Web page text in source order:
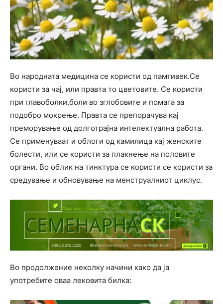
Во народната медицина се користи од памтивек.Се
користи за чај, или правта то цветовите. Се користи
при главоболки,боли во зглобовите и помага за
подобро мокрење. Правта се препорачува кај
преморување од долготрајна интелектуална работа.
Се применуваат и облоги од камилица кај женските
болести, или се користи за плакнење на половите
органи. Во облик на тинктура се користи се користи за
средување и обновување на менструалниот циклус.
Во продолжение неколку начини како да ја
употребите оваа лековита билка: